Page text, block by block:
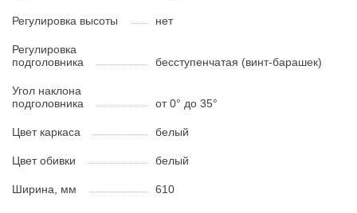
Регулировка высоты нет
Регулировка
подголовника
бесступенчатая (винт-барашек)
Угол наклона
подголовника
от 0° до 35°
Цвет каркаса белый
Цвет обивки белый
Ширина, мм 610